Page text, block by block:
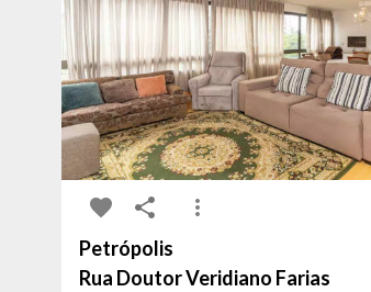
Petrópolis
Rua Doutor Veridiano Farias